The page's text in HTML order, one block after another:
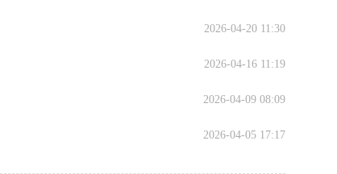
2026-04-20 11:30
2026-04-16 11:19
2026-04-09 08:09
2026-04-05 17:17